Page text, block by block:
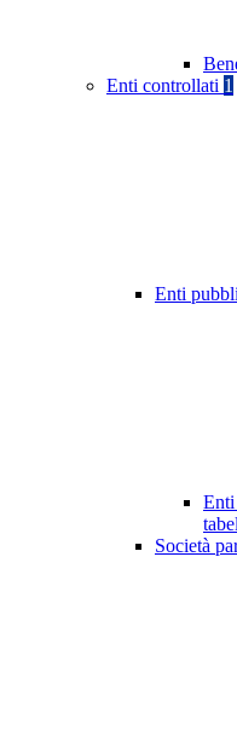
Enti controllati 1
Enti
Società